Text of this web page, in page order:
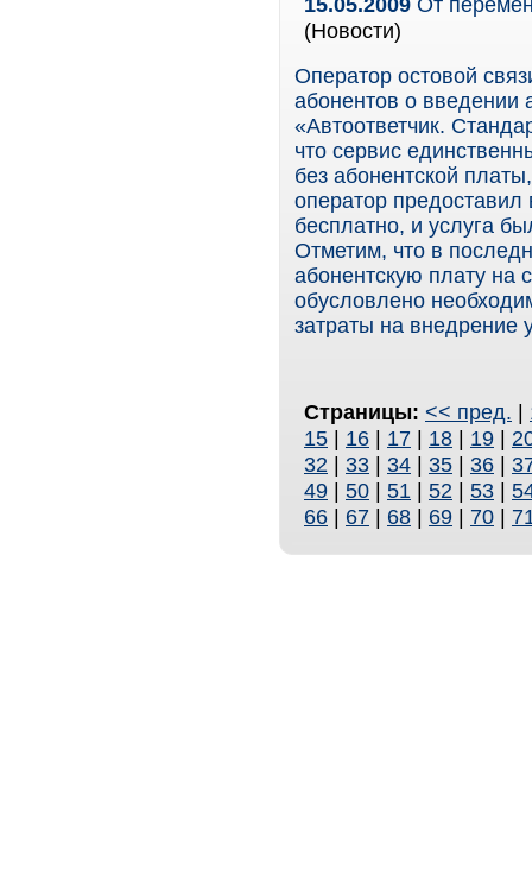
(Новости)
Оператор остовой
абонентов о введении
«Автоответчик.
что сервис
без абонентской
оператор предоставил
бесплатно, и услуга
Отметим, что в
абонентскую плату на
обусловлено
затраты на внедрение
Страницы: << пред. |
15 | 16 | 17 | 18 | 19 |
32 | 33 | 34 | 35 | 36 |
49 | 50 | 51 | 52 | 53 |
66 | 67 | 68 | 69 | 70 |